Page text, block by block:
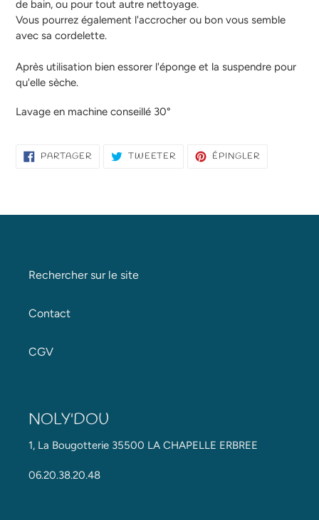
de bain, ou pour tout autre nettoyage.
Vous pourrez également l'accrocher ou bon vous semble
avec sa cordelette.
Après utilisation bien essorer l'éponge et la suspendre pour
qu'elle sèche.
Lavage en machine conseillé 30°
PARTAGERPARTAGER
SUR
TWEETER TWEETERÉPINGLER
Rechercher sur le site
Contact
CGV
NOLY'DOU
1, La Bougotterie 35500 LA CHAPELLE ERBREE
06.20.38.20.48